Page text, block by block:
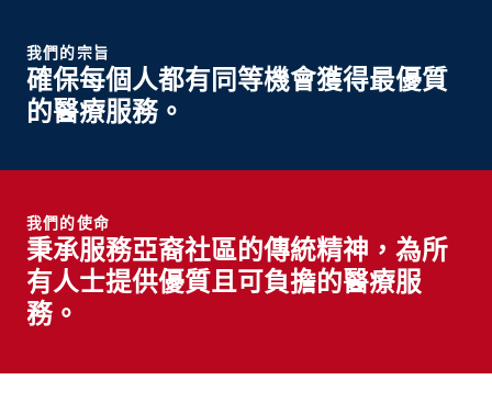
我們的宗旨
確保每個人都有同等機會獲得最優質
的醫療服務。
我們的使命
秉承服務亞裔社區的傳統精神，為所
有人士提供優質且可負擔的醫療服
務。